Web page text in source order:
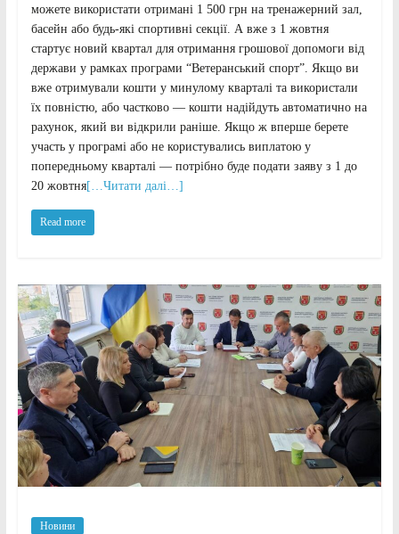
можете використати отримані 1 500 грн на тренажерний зал,
басейн або будь-які спортивні секції. А вже з 1 жовтня
стартує новий квартал для отримання грошової допомоги від
держави у рамках програми “Ветеранський спорт”. Якщо ви
вже отримували кошти у минулому кварталі та використали
їх повністю, або частково — кошти надійдуть автоматично на
рахунок, який ви відкрили раніше. Якщо ж вперше берете
участь у програмі або не користувались виплатою у
попередньому кварталі — потрібно буде подати заяву з 1 до
20 жовтня[…Читати далі…]
Read more
Новини